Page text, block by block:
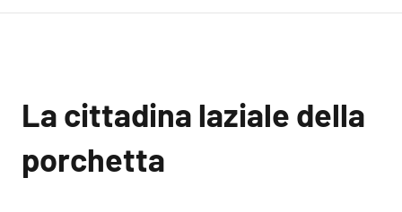
La cittadina laziale della
porchetta